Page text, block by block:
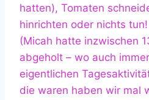
hatten), Tomaten
hinrichten oder nichts
(Micah hatte inzwischen
abgeholt – wo auch
eigentlichen
die waren haben wir mal